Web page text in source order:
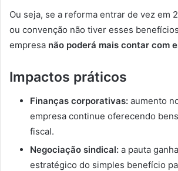
Ou seja, se a reforma entrar de vez em
ou convenção não tiver esses
empresa não poderá mais contar com
Impactos práticos
Finanças corporativas: aumento
empresa continue oferecendo
fiscal.
Negociação sindical: a pauta
estratégico do simples benefício